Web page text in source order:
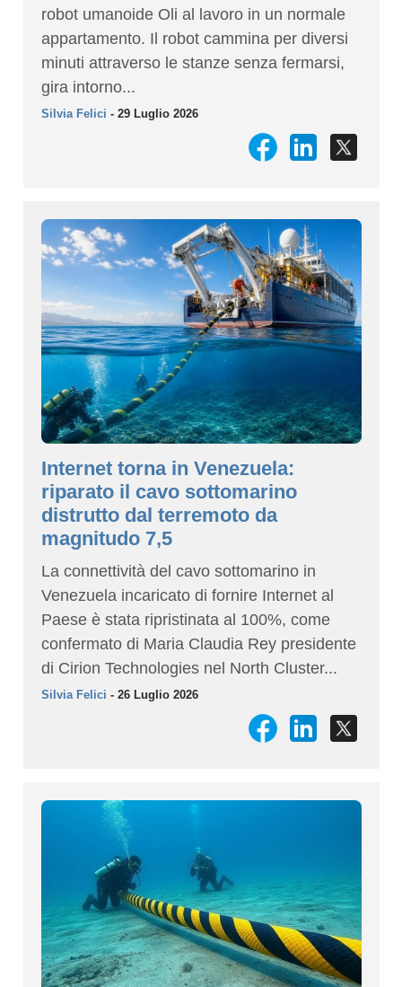
robot umanoide Oli al lavoro in un normale
appartamento. Il robot cammina per diversi
minuti attraverso le stanze senza fermarsi,
gira intorno...
Silvia Felici - 29 Luglio 2026
Internet torna in Venezuela:
riparato il cavo sottomarino
distrutto dal terremoto da
magnitudo 7,5
La connettività del cavo sottomarino in
Venezuela incaricato di fornire Internet al
Paese è stata ripristinata al 100%, come
confermato di Maria Claudia Rey presidente
di Cirion Technologies nel North Cluster...
Silvia Felici - 26 Luglio 2026